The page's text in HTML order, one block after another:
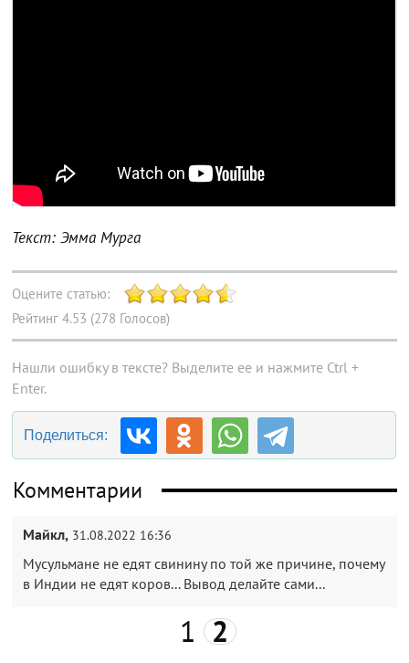
Текст: Эмма Мурга
Оцените статью:
Рейтинг4.53 (278 Голосов)
Нашли ошибку в тексте? Выделите ее и нажмите Ctrl +
Enter.
Поделиться:
Комментарии
Майкл, 31.08.2022 16:36
Мусульмане не едят свинину по той же причине, почему
в Индии не едят коров... Вывод делайте сами...
1 2